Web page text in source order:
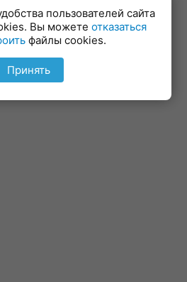
пользователей сайта
Вы можете отказаться
файлы cookies.
Принять